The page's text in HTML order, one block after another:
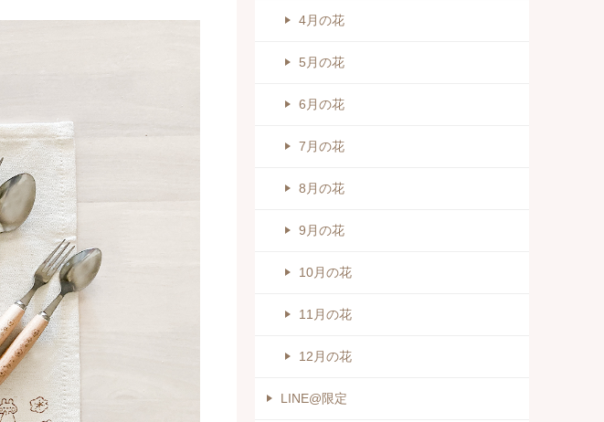
4月の花
5月の花
6月の花
7月の花
8月の花
9月の花
10月の花
11月の花
12月の花
LINE@限定